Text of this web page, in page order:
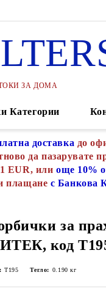
ЗА ДОМА
Категории
доставка до
да пазарувате
EUR, или още 10%
плащане с Банкова
за
код
Т195 Тегло: 0.190 кг